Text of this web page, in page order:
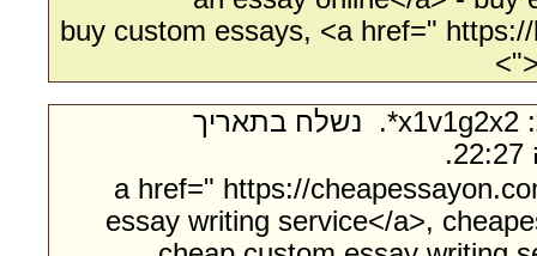
buy custom essays, <a href="
- מאת:‏ x1v1g2x2*. ‏ נשלח בתאריך
<a href=" https://
essay writing service</a>,